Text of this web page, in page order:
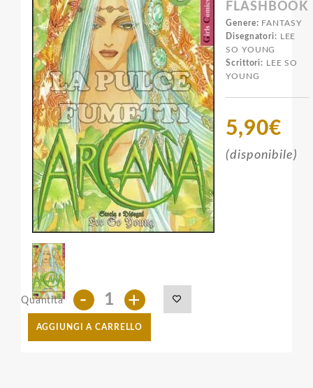
FLASHBOOK
Genere: FANTASY
Disegnatori: LEE
SO YOUNG
Scrittori: LEE SO
YOUNG
5,90€
(disponibile)
Quantità - +
AGGIUNGI A CARRELLO